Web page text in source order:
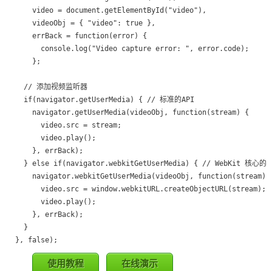
    video = document.getElementById("video"),
    videoObj = { "video": true },
    errBack = function(error) {
      console.log("Video capture error: ", error.code);
    };
  // 添加视频监听器
  if(navigator.getUserMedia) { // 标准的API
    navigator.getUserMedia(videoObj, function(stream) {
      video.src = stream;
      video.play();
    }, errBack);
} else if(navigator.webkitGetUserMedia) { // WebKit 核心的
    navigator.webkitGetUserMedia(videoObj, function(stream){
      video.src = window.webkitURL.createObjectURL(stream);
      video.play();
    }, errBack);
  }
使用教程 在线演示